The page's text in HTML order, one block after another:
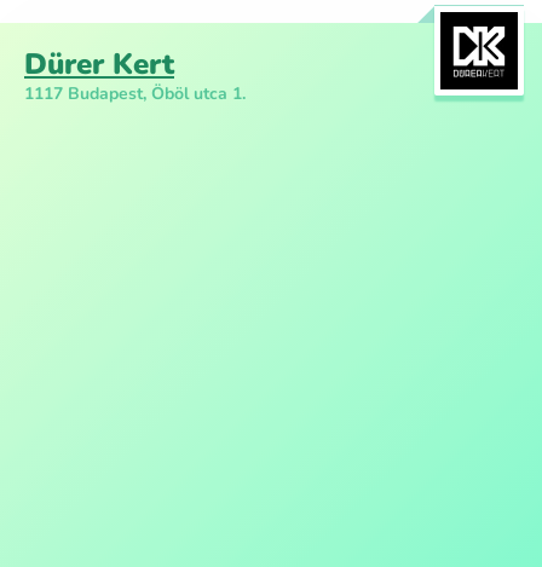
Dürer Kert
1117 Budapest, Öböl utca 1.